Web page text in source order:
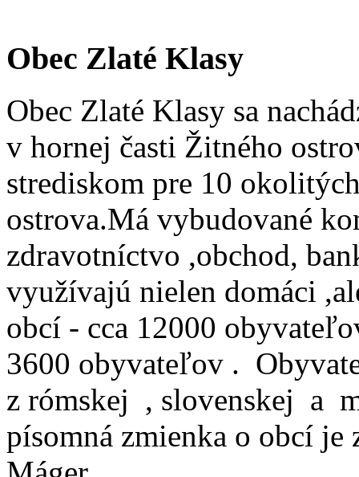
Obec Zlaté Klasy
Obec Zlaté Klasy sa
v hornej časti Žitného
strediskom pre 10
ostrova.Má vybudované
zdravotníctvo ,obchod,
využívajú nielen domáci
obcí - cca 12000
3600 obyvateľov .
z rómskej , slovenskej a
písomná zmienka o obcí je